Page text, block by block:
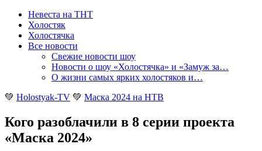
Невеста на ТНТ
Холостяк
Холостячка
Все новости
Свежие новости шоу
Новости о шоу «Холостячка» и «Замуж за…
О жизни самых ярких холостяков и…
💚 Holostyak-TV 💚 Маска 2024 на НТВ
Кого разоблачили в 8 серии проекта
«Маска 2024»